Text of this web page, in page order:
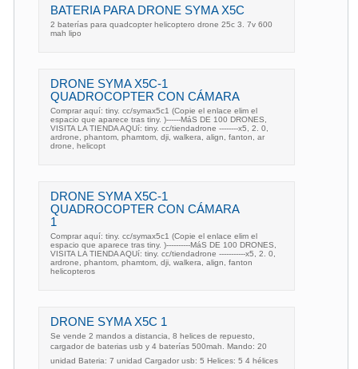
BATERIA PARA DRONE SYMA X5C
2 baterías para quadcopter helicoptero drone 25c 3. 7v 600
mah lipo
DRONE SYMA X5C-1
QUADROCOPTER CON CÁMARA
Comprar aquí: tiny. cc/symax5c1 (Copie el enlace elim el
espacio que aparece tras tiny. )------MáS DE 100 DRONES,
VISITA LA TIENDA AQUí: tiny. cc/tiendadrone --------x5, 2. 0,
ardrone, phantom, phamtom, dji, walkera, align, fanton, ar
drone, helicopt
DRONE SYMA X5C-1
QUADROCOPTER CON CÁMARA
1
Comprar aquí: tiny. cc/symax5c1 (Copie el enlace elim el
espacio que aparece tras tiny. )----------MáS DE 100 DRONES,
VISITA LA TIENDA AQUí: tiny. cc/tiendadrone -----------x5, 2. 0,
ardrone, phantom, phamtom, dji, walkera, align, fanton
helicopteros
DRONE SYMA X5C 1
Se vende 2 mandos a distancia, 8 helices de repuesto,
cargador de baterias usb y 4 baterías 500mah. Mando: 20
unidad Bateria: 7 unidad Cargador usb: 5 Helices: 5 4 hélices